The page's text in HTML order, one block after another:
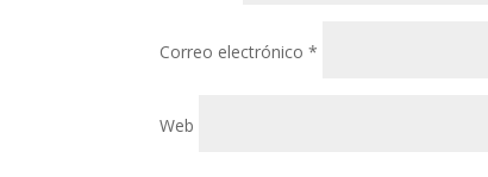
Correo electrónico*
Web